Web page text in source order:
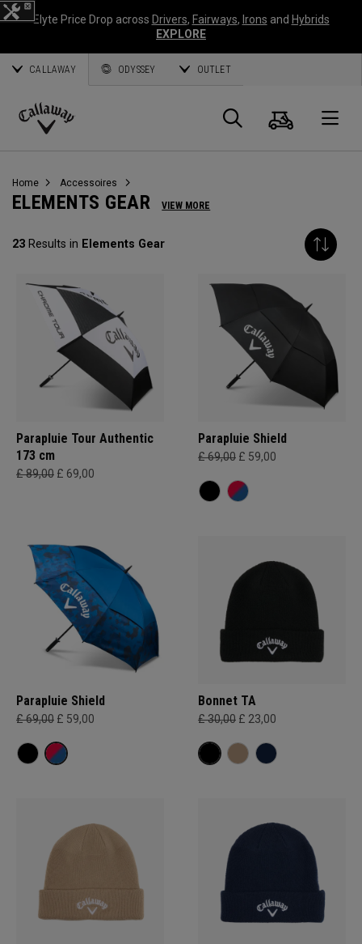
Elyte Price Drop across Drivers, Fairways, Irons and Hybrids
EXPLORE
CALLAWAY ODYSSEY OUTLET
Callaway
Panier
Home Accessoires
ELEMENTS GEAR VIEW MORE
23 Results in Elements Gear
Parapluie Tour Authentic
173 cm
£ 89,00 £ 69,00
Parapluie Shield
£ 69,00 £ 59,00
Parapluie Shield
£ 69,00 £ 59,00
Bonnet TA
£ 30,00 £ 23,00